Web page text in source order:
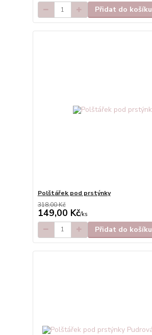
Přidat do košíku
Polštářek pod prstýnky
318,00 Kč
149,00 Kč/ks
Přidat do košíku